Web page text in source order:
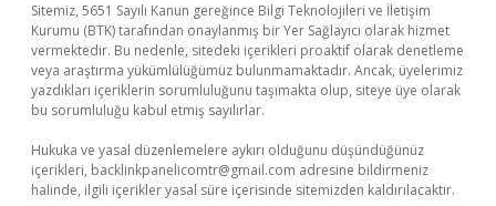
Sitemiz, 5651 Sayılı Kanun gereğince Bilgi Teknolojileri ve İletişim
Kurumu (BTK) tarafından onaylanmış bir Yer Sağlayıcı olarak hizmet
vermektedir. Bu nedenle, sitedeki içerikleri proaktif olarak denetleme
veya araştırma yükümlülüğümüz bulunmamaktadır. Ancak, üyelerimiz
yazdıkları içeriklerin sorumluluğunu taşımakta olup, siteye üye olarak
bu sorumluluğu kabul etmiş sayılırlar.
Hukuka ve yasal düzenlemelere aykırı olduğunu düşündüğünüz
içerikleri, backlinkpanelicomtr@gmail.com adresine bildirmeniz
halinde, ilgili içerikler yasal süre içerisinde sitemizden kaldırılacaktır.